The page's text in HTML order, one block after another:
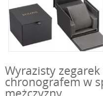
Wyrazisty
chronografem w
mężczyzny